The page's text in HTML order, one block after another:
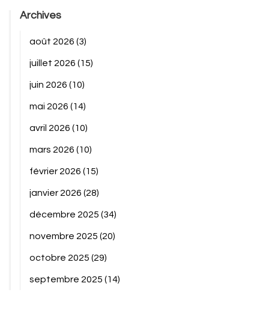
Archives
août 2026 (3)
juillet 2026 (15)
juin 2026 (10)
mai 2026 (14)
avril 2026 (10)
mars 2026 (10)
février 2026 (15)
janvier 2026 (28)
décembre 2025 (34)
novembre 2025 (20)
octobre 2025 (29)
septembre 2025 (14)